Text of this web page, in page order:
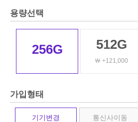
용량선택
256G 512G
￦ +121,000
가입형태
기기변경 통신사이동